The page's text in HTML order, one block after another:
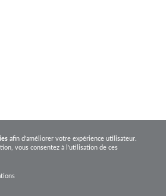
afin d'améliorer votre expérience utilisateur.
vous consentez à l'utilisation de ces